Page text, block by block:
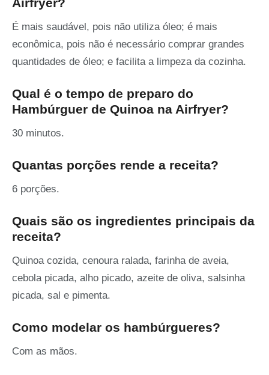
É mais saudável, pois não utiliza óleo; é mais
econômica, pois não é necessário comprar grandes
quantidades de óleo; e facilita a limpeza da cozinha.
Qual é o tempo de preparo do
Hambúrguer de Quinoa na Airfryer?
30 minutos.
Quantas porções rende a receita?
6 porções.
Quais são os ingredientes principais da
receita?
Quinoa cozida, cenoura ralada, farinha de aveia,
cebola picada, alho picado, azeite de oliva, salsinha
picada, sal e pimenta.
Como modelar os hambúrgueres?
Com as mãos.